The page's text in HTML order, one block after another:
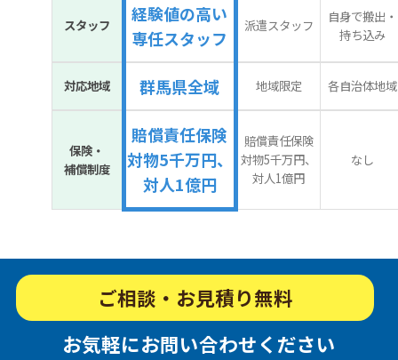
スタッフ
経験値の高い
専任スタッフ
派遣スタッフ
自身で搬出・
持ち込み
対応地域 群馬県全域 地域限定 各自治体地域
保険・
補償制度
賠償責任保険
対物5千万円、
対人1億円
賠償責任保険
対物5千万円、
対人1億円
なし
ご相談・お見積り無料
お気軽にお問い合わせください